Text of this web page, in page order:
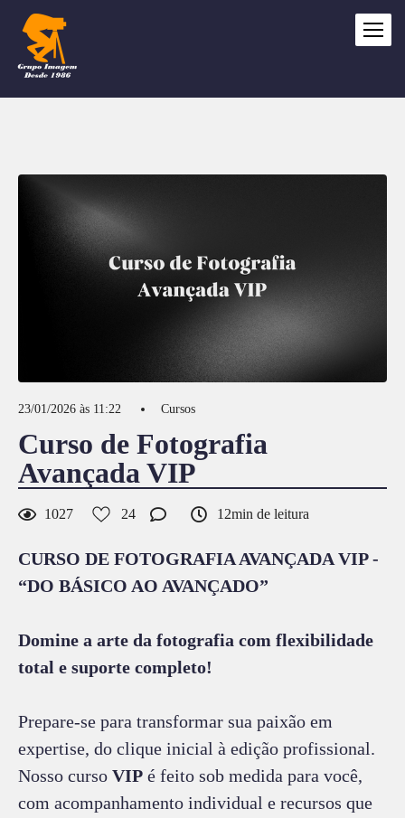
23/01/2026 às 11:22 Cursos
Curso de Fotografia
Avançada VIP
1027 24 12min de leitura
CURSO DE FOTOGRAFIA AVANÇADA VIP -
“DO BÁSICO AO AVANÇADO”
Domine a arte da fotografia com flexibilidade
total e suporte completo!
Prepare-se para transformar sua paixão em
expertise, do clique inicial à edição profissional.
Nosso curso VIP é feito sob medida para você,
com acompanhamento individual e recursos que